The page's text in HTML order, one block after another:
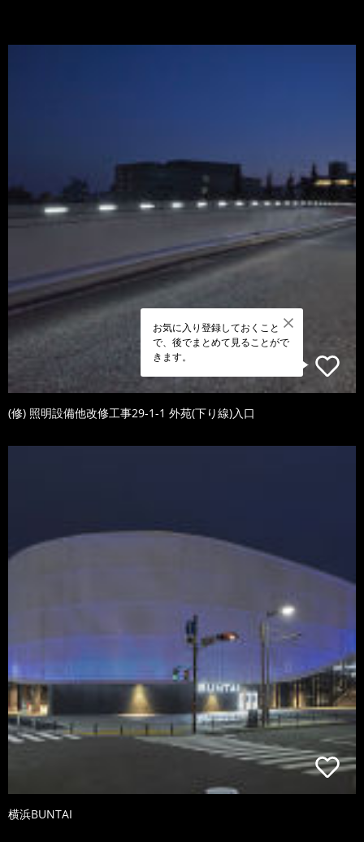
お気に入り登録しておくこと
で、後でまとめて見ることがで
きます。
(修) 照明設備他改修工事29-1-1 外苑(下り線)入口
横浜BUNTAI